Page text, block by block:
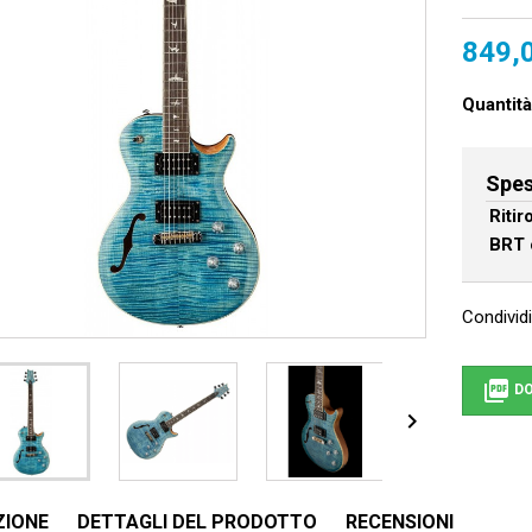

Quantità
Condividi

DETTAGLI DEL PRODOTTO RECENSIONI